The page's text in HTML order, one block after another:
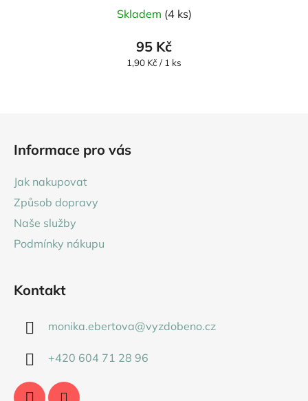
hodnocení
produktu
je
Skladem (4 ks)
95 Kč
Měrná
1,90 Kč / 1 ks
Informace pro vás
Jak nakupovat
Způsob dopravy
Naše služby
Podmínky nákupu
Kontakt
monika.ebertova@vyzdobeno.cz
+420 604 71 28 96